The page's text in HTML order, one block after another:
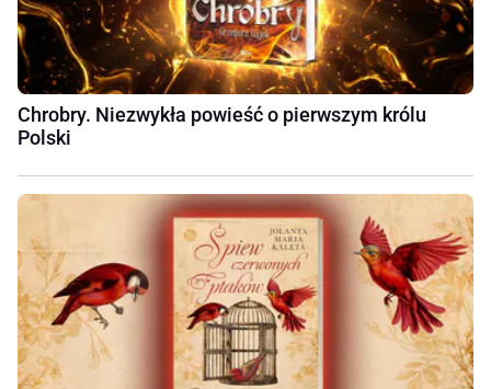
Chrobry. Niezwykła powieść o pierwszym królu
Polski